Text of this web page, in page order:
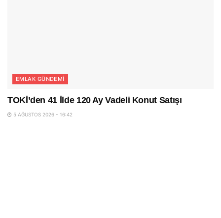
EMLAK GÜNDEMI
TOKİ’den 41 İlde 120 Ay Vadeli Konut Satışı
5 AĞUSTOS 2026 - 16:42